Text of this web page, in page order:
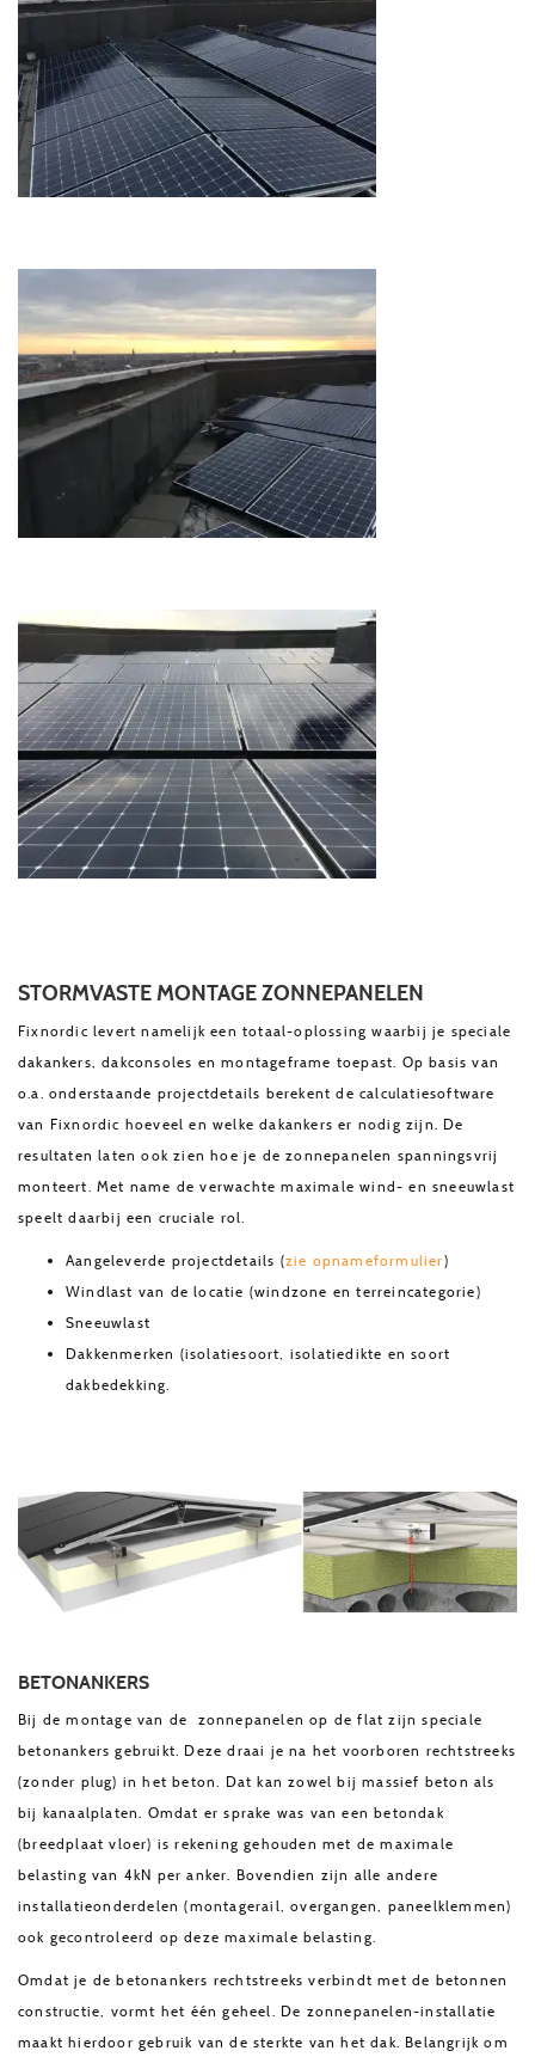
STORMVASTE MONTAGE ZONNEPANELEN
Fixnordic levert namelijk een totaal-oplossing waarbij je speciale
dakankers, dakconsoles en montageframe toepast. Op basis van
o.a. onderstaande projectdetails berekent de calculatiesoftware
van Fixnordic hoeveel en welke dakankers er nodig zijn. De
resultaten laten ook zien hoe je de zonnepanelen spanningsvrij
monteert. Met name de verwachte maximale wind- en sneeuwlast
speelt daarbij een cruciale rol.
Aangeleverde projectdetails (zie opnameformulier)
Windlast van de locatie (windzone en terreincategorie)
Sneeuwlast
Dakkenmerken (isolatiesoort, isolatiedikte en soort
dakbedekking.
BETONANKERS
Bij de montage van de zonnepanelen op de flat zijn speciale
betonankers gebruikt. Deze draai je na het voorboren rechtstreeks
(zonder plug) in het beton. Dat kan zowel bij massief beton als
bij kanaalplaten. Omdat er sprake was van een betondak
(breedplaat vloer) is rekening gehouden met de maximale
belasting van 4kN per anker. Bovendien zijn alle andere
installatieonderdelen (montagerail, overgangen, paneelklemmen)
ook gecontroleerd op deze maximale belasting.
Omdat je de betonankers rechtstreeks verbindt met de betonnen
constructie, vormt het één geheel. De zonnepanelen-installatie
maakt hierdoor gebruik van de sterkte van het dak. Belangrijk om